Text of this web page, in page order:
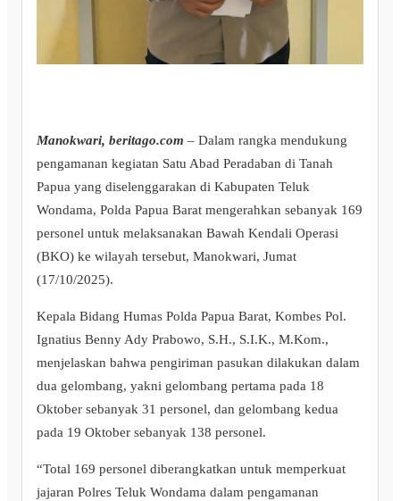
Manokwari, beritago.com – Dalam rangka mendukung
pengamanan kegiatan Satu Abad Peradaban di Tanah
Papua yang diselenggarakan di Kabupaten Teluk
Wondama, Polda Papua Barat mengerahkan sebanyak 169
personel untuk melaksanakan Bawah Kendali Operasi
(BKO) ke wilayah tersebut, Manokwari, Jumat
(17/10/2025).
Kepala Bidang Humas Polda Papua Barat, Kombes Pol.
Ignatius Benny Ady Prabowo, S.H., S.I.K., M.Kom.,
menjelaskan bahwa pengiriman pasukan dilakukan dalam
dua gelombang, yakni gelombang pertama pada 18
Oktober sebanyak 31 personel, dan gelombang kedua
pada 19 Oktober sebanyak 138 personel.
“Total 169 personel diberangkatkan untuk memperkuat
jajaran Polres Teluk Wondama dalam pengamanan